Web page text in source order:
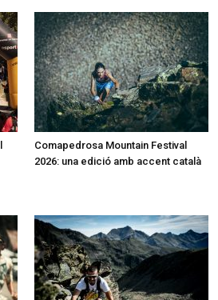
Comapedrosa Mountain Festival
2026: una edició amb accent català